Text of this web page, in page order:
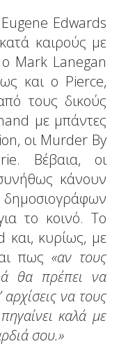
Edwards
καιρούς με
Mark Lanegan
και ο Pierce,
τους δικούς
με μπάντες
οι Murder By
Βέβαια, οι
συνήθως κάνουν
το κοινό. Το
και, κυρίως, με
πως «αν τους
θα πρέπει να
να τους
καλά με
σου.»